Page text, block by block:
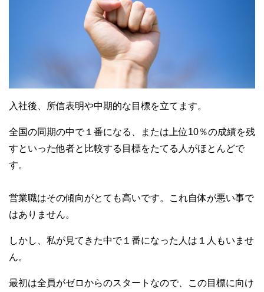
入社後、所信表明や中期的な目標を立てます。
全国の同期の中で１番になる、または上位10％の成績を残
すといった他者と比較する目標をたてる人がほとんどで
す。
営業職はその傾向がとても高いです。これ自体が悪い事で
はありません。
しかし、私が見てきた中で１番になった人は１人もいませ
ん。
最初は全員がゼロからのスタートなので、この目標に向け